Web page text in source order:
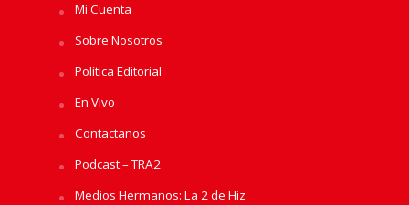
Mi Cuenta
Sobre Nosotros
Política Editorial
En Vivo
Contactanos
Podcast – TRA2
Medios Hermanos: La 2 de Hiz